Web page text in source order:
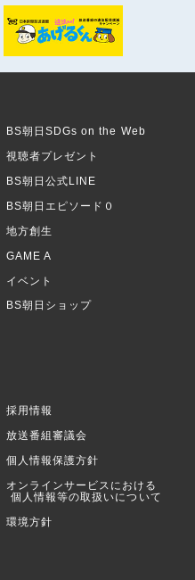
BS朝日SDGs on the Web
視聴者プレゼント
BS朝日公式LINE
BS朝日エピソード０
地方創生
GAME A
イベント
BS朝日ショップ
採用情報
放送番組審議会
個人情報保護方針
オンラインサービスにおける
個人情報等の取扱いについて
環境方針